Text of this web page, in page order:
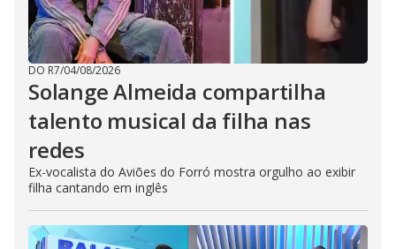
DO R7/04/08/2026
Solange Almeida compartilha
talento musical da filha nas
redes
Ex-vocalista do Aviões do Forró mostra orgulho ao exibir
filha cantando em inglês